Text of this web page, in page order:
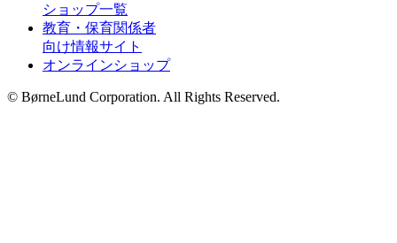
ショップ一覧
教育・保育関係者
向け情報サイト
オンラインショップ
© BørneLund Corporation. All Rights Reserved.